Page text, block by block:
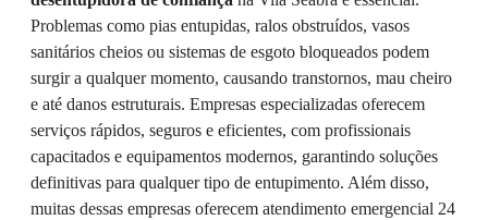
Problemas como pias entupidas, ralos obstruídos, vasos
sanitários cheios ou sistemas de esgoto bloqueados podem
surgir a qualquer momento, causando transtornos, mau cheiro
e até danos estruturais. Empresas especializadas oferecem
serviços rápidos, seguros e eficientes, com profissionais
capacitados e equipamentos modernos, garantindo soluções
definitivas para qualquer tipo de entupimento. Além disso,
muitas dessas empresas oferecem atendimento emergencial 24